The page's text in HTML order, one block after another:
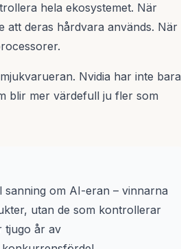
hela ekosystemet. När
att deras hårdvara används. När
Nvidia har inte bara
blir mer värdefull ju fler som
sanning om AI-eran – vinnarna
utan de som kontrollerar
tjugo år av